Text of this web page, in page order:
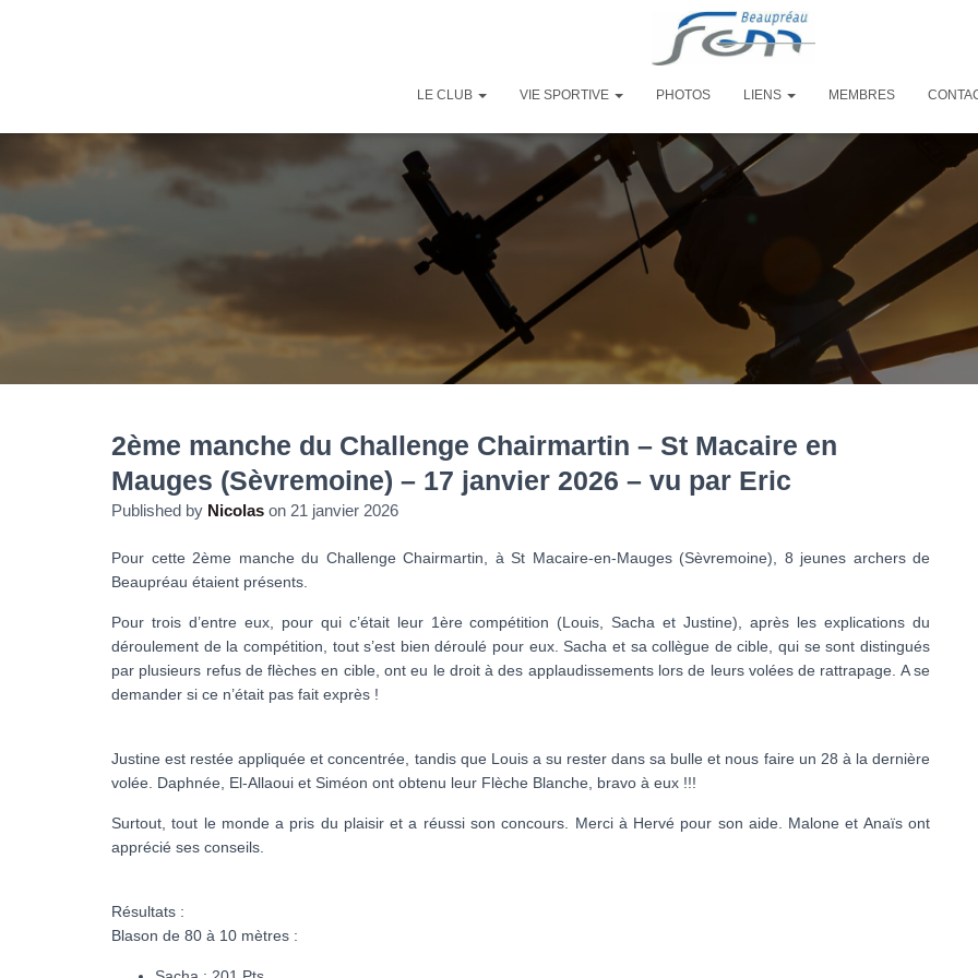
LE CLUB VIE SPORTIVE PHOTOS LIENS MEMBRES
2ème manche du Challenge Chairmartin – St Macaire en
Mauges (Sèvremoine) – 17 janvier 2026 – vu par Eric
Published by Nicolas on 21 janvier 2026
Pour cette 2ème manche du Challenge Chairmartin, à St Macaire-en-Mauges (Sèvremoine), 8 jeunes archers de
Beaupréau étaient présents.
Pour trois d’entre eux, pour qui c’était leur 1ère compétition (Louis, Sacha et Justine), après les explications du
déroulement de la compétition, tout s’est bien déroulé pour eux. Sacha et sa collègue de cible, qui se sont distingués
par plusieurs refus de flèches en cible, ont eu le droit à des applaudissements lors de leurs volées de rattrapage. A se
demander si ce n’était pas fait exprès !
Justine est restée appliquée et concentrée, tandis que Louis a su rester dans sa bulle et nous faire un 28 à la dernière
volée. Daphnée, El-Allaoui et Siméon ont obtenu leur Flèche Blanche, bravo à eux !!!
Surtout, tout le monde a pris du plaisir et a réussi son concours. Merci à Hervé pour son aide. Malone et Anaïs ont
apprécié ses conseils.
Résultats :
Blason de 80 à 10 mètres :